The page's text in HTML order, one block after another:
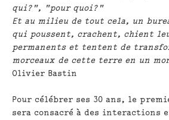
qui?", "pour quoi?"
Et au milieu de tout cela, un
qui poussent, crachent, chient
permanents et tentent de
morceaux de cette terre en un
Olivier Bastin
Pour célébrer ses 30 ans, le
sera consacré à des interactions